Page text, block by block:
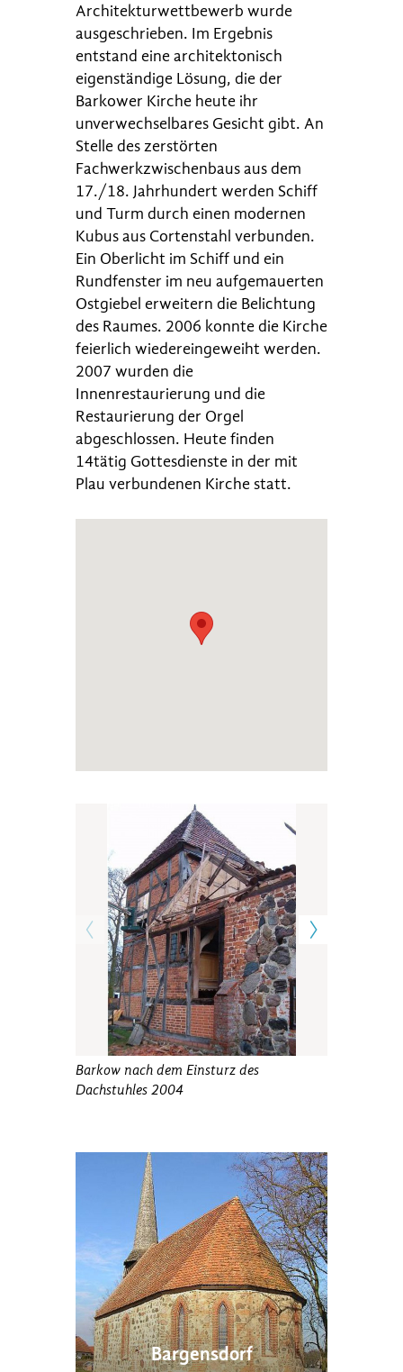
Architekturwettbewerb wurde
ausgeschrieben. Im Ergebnis
entstand eine architektonisch
eigenständige Lösung, die der
Barkower Kirche heute ihr
unverwechselbares Gesicht gibt. An
Stelle des zerstörten
Fachwerkzwischenbaus aus dem
17./18. Jahrhundert werden Schiff
und Turm durch einen modernen
Kubus aus Cortenstahl verbunden.
Ein Oberlicht im Schiff und ein
Rundfenster im neu aufgemauerten
Ostgiebel erweitern die Belichtung
des Raumes. 2006 konnte die Kirche
feierlich wiedereingeweiht werden.
2007 wurden die
Innenrestaurierung und die
Restaurierung der Orgel
abgeschlossen. Heute finden
14tätig Gottesdienste in der mit
Plau verbundenen Kirche statt.
Barkow nach dem Einsturz des
Dachstuhles 2004
Bargensdorf